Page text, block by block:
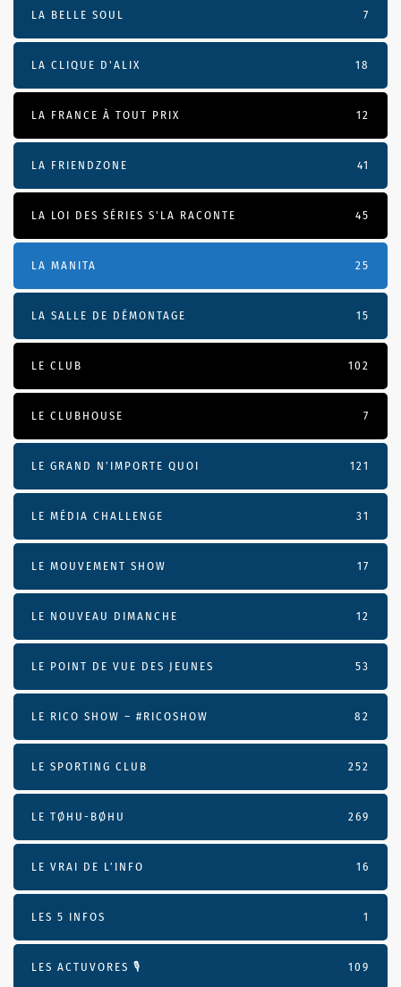
LA BELLE SOUL 7
LA CLIQUE D'ALIX 18
LA FRANCE À TOUT PRIX 12
LA FRIENDZONE 41
LA LOI DES SÉRIES S'LA RACONTE 45
LA MANITA 25
LA SALLE DE DÉMONTAGE 15
LE CLUB 102
LE CLUBHOUSE 7
LE GRAND N’IMPORTE QUOI 121
LE MÉDIA CHALLENGE 31
LE MOUVEMENT SHOW 17
LE NOUVEAU DIMANCHE 12
LE POINT DE VUE DES JEUNES 53
LE RICO SHOW – #RICOSHOW 82
LE SPORTING CLUB 252
LE TØHU-BØHU 269
LE VRAI DE L’INFO 16
LES 5 INFOS 1
LES ACTUVORES 🎙 109